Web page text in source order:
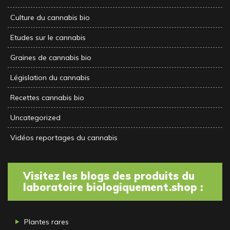
Culture du cannabis bio
Etudes sur le cannabis
Graines de cannabis bio
Législation du cannabis
Recettes cannabis bio
Uncategorized
Vidéos reportages du cannabis
Visitez les blogs des produits du
laboratoire biologiquement.shop :
Plantes rares